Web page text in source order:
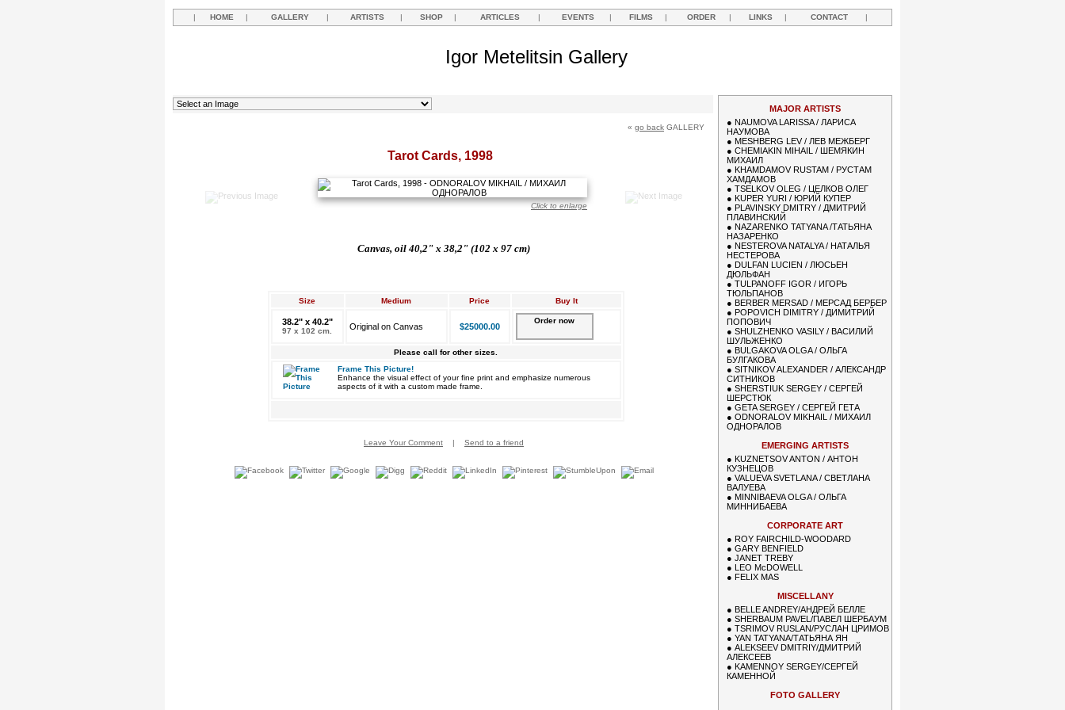
| HOME | GALLERY | ARTISTS | SHOP | ARTICLES | EVENTS | FILMS | ORDER | LINKS | CONTACT |
Igor Metelitsin Gallery
« go back GALLERY
Tarot Cards, 1998
Click to enlarge
Canvas, oil 40,2" x 38,2" (102 x 97 cm)
Size Medium Price Buy It
38.2" x 40.2"
97 x 102 cm. Original on Canvas $25000.00
Order now
Please call for other sizes.
Frame This Picture!
Enhance the visual effect of your fine print and emphasize numerous
aspects of it with a custom made frame.
Leave Your Comment | Send to a friend
MAJOR ARTISTS
● NAUMOVA LARISSA / ЛАРИСА
НАУМОВА
● MESHBERG LEV / ЛЕВ МЕЖБЕРГ
● CHEMIAKIN MIHAIL / ШЕМЯКИН
МИХАИЛ
● KHAMDAMOV RUSTAM / РУСТАМ
ХАМДАМОВ
● TSELKOV OLEG / ЦЕЛКОВ ОЛЕГ
● KUPER YURI / ЮРИЙ КУПЕР
● PLAVINSKY DMITRY / ДМИТРИЙ
ПЛАВИНСКИЙ
● NAZARENKO TATYANA /ТАТЬЯНА
НАЗАРЕНКО
● NESTEROVA NATALYA / НАТАЛЬЯ
НЕСТЕРОВА
● DULFAN LUCIEN / ЛЮСЬЕН
ДЮЛЬФАН
● TULPANOFF IGOR / ИГОРЬ
ТЮЛЬПАНОВ
● BERBER MERSAD / МЕРСАД БЕРБЕР
● POPOVICH DIMITRY / ДИМИТРИЙ
ПОПОВИЧ
● SHULZHENKO VASILY / ВАСИЛИЙ
ШУЛЬЖЕНКО
● BULGAKOVA OLGA / ОЛЬГА
БУЛГАКОВА
● SITNIKOV ALEXANDER / АЛЕКСАНДР
СИТНИКОВ
● SHERSTIUK SERGEY / СЕРГЕЙ
ШЕРСТЮК
● GETA SERGEY / СЕРГЕЙ ГЕТА
● ODNORALOV MIKHAIL / МИХАИЛ
ОДНОРАЛОВ
EMERGING ARTISTS
● KUZNETSOV ANTON / АНТОН
КУЗНЕЦОВ
● VALUEVA SVETLANA / СВЕТЛАНА
ВАЛУЕВА
● MINNIBAEVA OLGA / ОЛЬГА
МИННИБАЕВА
CORPORATE ART
● ROY FAIRCHILD-WOODARD
● GARY BENFIELD
● JANET TREBY
● LEO McDOWELL
● FELIX MAS
MISCELLANY
● BELLE ANDREY/АНДРЕЙ БЕЛЛЕ
● SHERBAUM PAVEL/ПАВЕЛ ШЕРБАУМ
● TSRIMOV RUSLAN/РУСЛАН ЦРИМОВ
● YAN TATYANA/ТАТЬЯНА ЯН
● ALEKSEEV DMITRIY/ДМИТРИЙ
АЛЕКСЕЕВ
● KAMENNOY SERGEY/СЕРГЕЙ
КАМЕННОЙ
FOTO GALLERY